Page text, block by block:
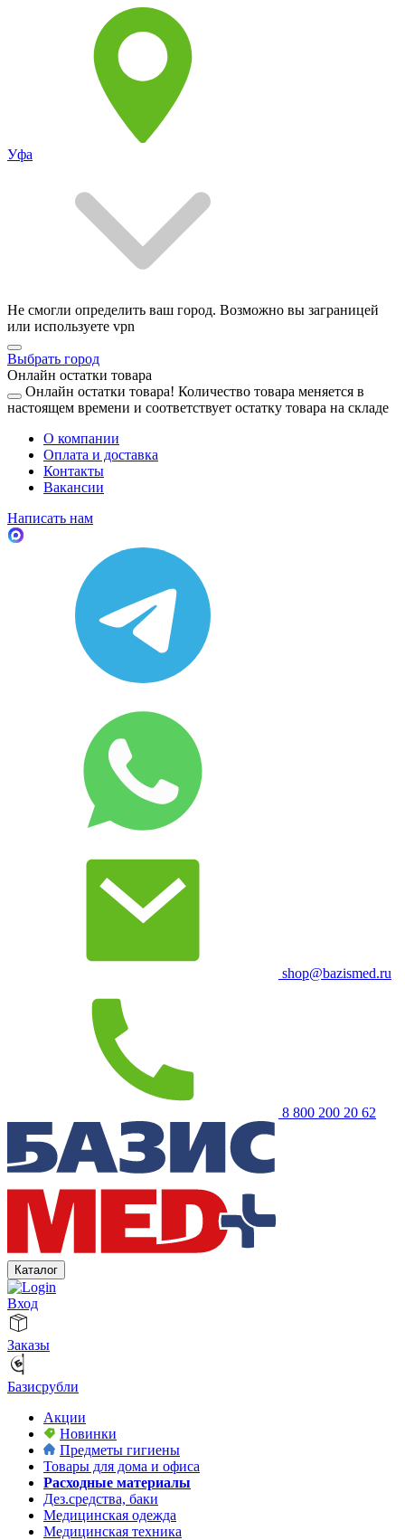
Уфа
Не смогли определить ваш город. Возможно вы заграницей
или используете vpn
Выбрать город
Онлайн остатки товара
Онлайн остатки товара! Количество товара меняется в
настоящем времени и соответствует остатку товара на складе
О компании
Оплата и доставка
Контакты
Вакансии
Написать нам
shop@bazismed.ru
8 800 200 20 62
Каталог
Вход
Заказы
Базисрубли
Акции
Новинки
Предметы гигиены
Товары для дома и офиса
Расходные материалы
Дез.средства, баки
Медицинская одежда
Медицинская техника